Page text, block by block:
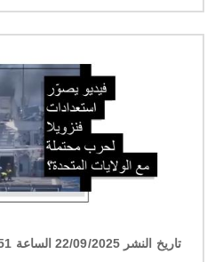
تاريخ النشر 22/09/2025 الساعة 14:51